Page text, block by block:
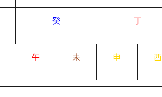
癸 丁
午 未 申 酉